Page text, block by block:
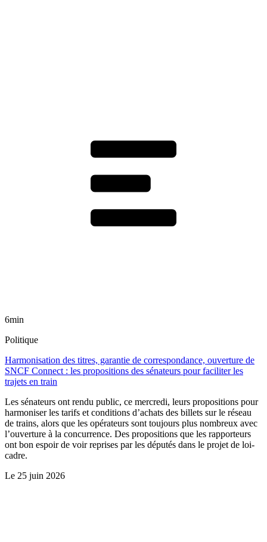
6min
Politique
Harmonisation des titres, garantie de correspondance, ouverture de
SNCF Connect : les propositions des sénateurs pour faciliter les
trajets en train
Les sénateurs ont rendu public, ce mercredi, leurs propositions pour
harmoniser les tarifs et conditions d’achats des billets sur le réseau
de trains, alors que les opérateurs sont toujours plus nombreux avec
l’ouverture à la concurrence. Des propositions que les rapporteurs
ont bon espoir de voir reprises par les députés dans le projet de loi-
cadre.
Le 25 juin 2026